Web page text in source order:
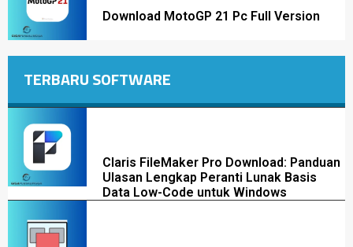
Download MotoGP 21 Pc Full Version
TERBARU SOFTWARE
Claris FileMaker Pro Download: Panduan
Ulasan Lengkap Peranti Lunak Basis
Data Low-Code untuk Windows